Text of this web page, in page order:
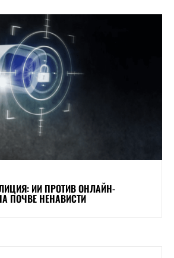
ИИ ПРОТИВ ОНЛАЙН-
ПОЧВЕ НЕНАВИСТИ